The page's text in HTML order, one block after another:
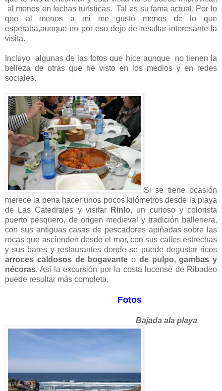
al menos en fechas turísticas. Tal es su fama actual. Por lo
que al menos a mi me gustó menos de lo que
esperaba,aunque no por eso dejo de resultar interesante la
visita.
Incluyo algunas de las fotos que hice aunque no tienen la
belleza de otras que he visto en los medios y en redes
sociales.
Si se tiene ocasión
merece la pena hacer unos pocos kilómetros desde la playa
de Las Catedrales y visitar
Rinlo, un curioso y colorista
puerto pesquero, de origen medieval y tradición ballenera,
con sus antiguas casas de pescadores apiñadas sobre las
rocas que ascienden desde el mar, con sus calles estrechas
y sus bares y restaurantes donde se puede degustar ricos
arroces caldosos de bogavante o de pulpo, gambas y
nécoras. Así la excursión por la costa lucense de Ribadeo
puede resultar más completa.
Fotos
Bajada ala playa